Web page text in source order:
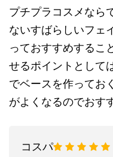
プチプラコスメなら
ないすばらしいフェ
っておすすめするこ
せるポイントとして
でベースを作ってお
がよくなるのでおす
コスパ